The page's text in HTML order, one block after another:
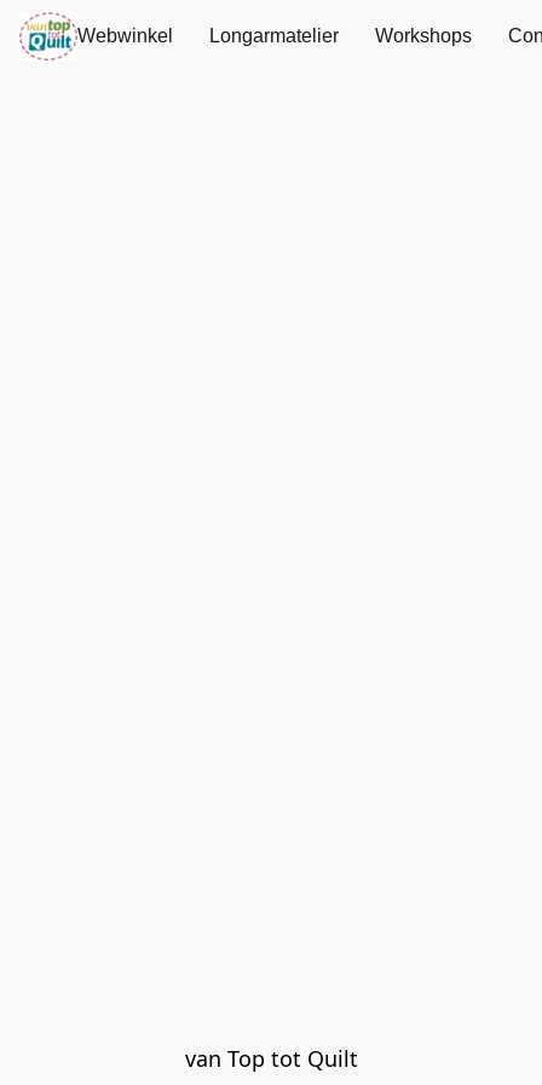
Webwinkel Longarmatelier Workshops
van Top tot Quilt